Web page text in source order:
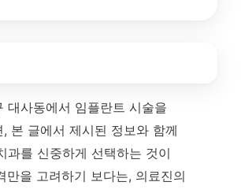
대사동에서 임플란트 시술을
본 글에서 제시된 정보와 함께
과를 신중하게 선택하는 것이
만을 고려하기 보다는, 의료진의